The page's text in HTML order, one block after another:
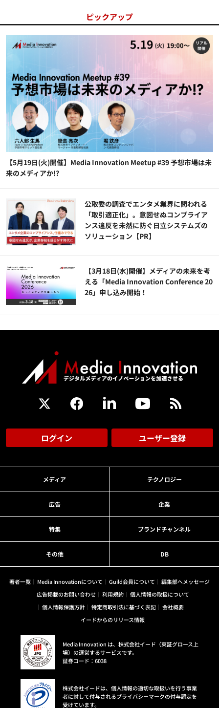
ピックアップ
【5月19日(火)開催】Media Innovation Meetup #39 予想市場は未
来のメディアか!?
公​​取委の調査でエンタメ業界に問われる
「取引適正化」。意図せぬコンプライア
ンス違反を未然に防ぐ日立システムズの
ソリューション​【PR】
【3月18日(水)開催】メディアの未来を考
える「Media Innovation Conference 20
26」申し込み開始！
ログイン ユーザー登録
メディア テクノロジー
広告 企業
特集 ブランドチャンネル
その他 DB
著者一覧 Media Innovationについて Guild会員について
編集部へメッセージ
広告掲載のお問い合わせ
利用規約
個人情報の取扱について
個人情報保護方針
特定商取引法に基づく表記
会社概要
イードからのリリース情報
Media Innovation は、株式会社イード（東証グロース上
場）の運営するサービスです。
証券コード：6038
株式会社イードは、個人情報の適切な取扱いを行う事業
者に対して付与されるプライバシーマークの付与認定を
受けています。